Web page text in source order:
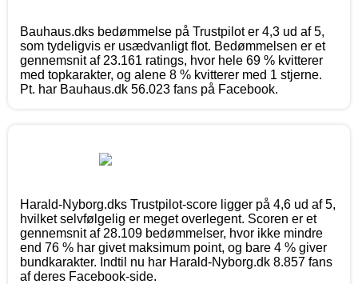
Bauhaus.dks bedømmelse på Trustpilot er 4,3 ud af 5,
som tydeligvis er usædvanligt flot. Bedømmelsen er et
gennemsnit af 23.161 ratings, hvor hele 69 % kvitterer
med topkarakter, og alene 8 % kvitterer med 1 stjerne.
Pt. har Bauhaus.dk 56.023 fans på Facebook.
Harald-Nyborg.dks Trustpilot-score ligger på 4,6 ud af 5,
hvilket selvfølgelig er meget overlegent. Scoren er et
gennemsnit af 28.109 bedømmelser, hvor ikke mindre
end 76 % har givet maksimum point, og bare 4 % giver
bundkarakter. Indtil nu har Harald-Nyborg.dk 8.857 fans
af deres Facebook-side.